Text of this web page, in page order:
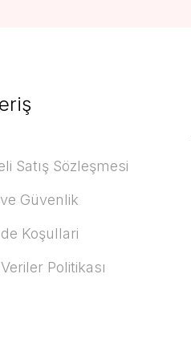
Satış Sözleşmesi
Güvenlik
Koşullari
Politikası